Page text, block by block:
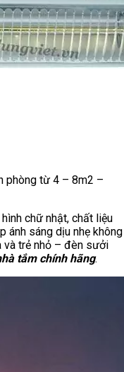
phòng từ 4 – 8m2 –
chữ nhật, chất liệu
ánh sáng dịu nhẹ không
trẻ nhỏ – đèn sưởi
tắm chính hãng.